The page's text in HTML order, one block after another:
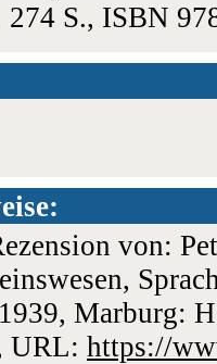
S., ISBN
von:
Marburg:
URL: https://